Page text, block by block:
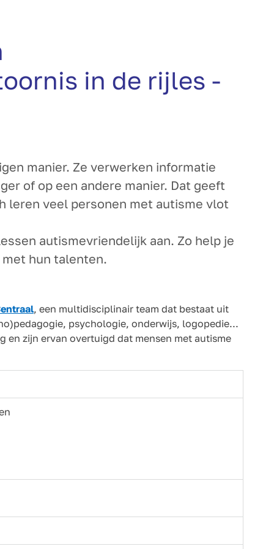
in de rijles -
manier. Ze verwerken informatie
of op een andere manier. Dat geeft
leren veel personen met autisme vlot
autismevriendelijk aan. Zo help je
hun talenten.
, een multidisciplinair team dat bestaat uit
psychologie, onderwijs, logopedie...
en zijn ervan overtuigd dat mensen met autisme